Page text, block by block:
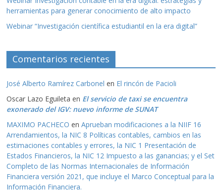
herramientas para generar conocimiento de alto impacto
Webinar “Investigación científica estudiantil en la era digital”
Comentarios recientes
José Alberto Ramírez Carbonel en El rincón de Pacioli
Oscar Lazo Eguileta en El servicio de taxi se encuentra
exonerado del IGV: nuevo informe de SUNAT
MAXIMO PACHECO enAprueban modificaciones a la NIIF 16
Arrendamientos, la NIC 8 Políticas contables, cambios en las
estimaciones contables y errores, la NIC 1 Presentación de
Estados Financieros, la NIC 12 Impuesto a las ganancias; y el Set
Completo de las Normas Internacionales de Información
Financiera versión 2021, que incluye el Marco Conceptual para la
Información Financiera.